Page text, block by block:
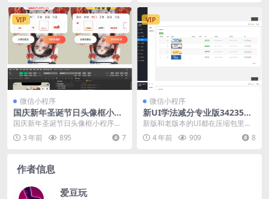
VIP
微信小程序
国庆新年圣诞节日头像框小程
序源码 带流量主广告
国庆新年圣诞节日头像框小程序源
码带流量主广告 加了很多素材，不
喜欢素材可以自己换...
3 年前 895 7
VIP
微信小程序
新UI学法减分专业版34235道
题库学法减分专业版小程序源
码
新版和老版本的UI都在压缩包里面
了。 这个是专业版的，而且题库贼
鸡儿全，百分之9...
4 年前 909 8
作者信息
爱豆玩